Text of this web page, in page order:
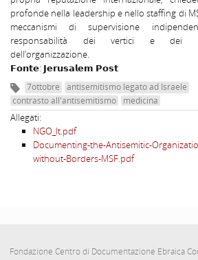
profonde nella leadership e nello staffing di
meccanismi di supervisione
responsabilità dei vertici e dei
dell’organizzazione.
𝗙𝗼𝗻𝘁𝗲: 𝗝𝗲𝗿𝘂𝘀𝗮𝗹𝗲𝗺 𝗣𝗼𝘀𝘁
7ottobre
antisemitismo legato ad Israele
contrasto all'antisemitismo
medicina
Allegati:
NGO_It.pdf
Documenting-the-Antisemitic-
without-Borders-MSF.pdf
Fondazione Centro di Documentazione Ebraica